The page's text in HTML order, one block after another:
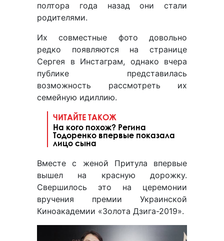
полтора года назад они стали
родителями.
Их совместные фото довольно
редко появляются на странице
Сергея в Инстаграм, однако вчера
публике представилась
возможность рассмотреть их
семейную идиллию.
ЧИТАЙТЕ ТАКОЖ
На кого похож? Регина
Тодоренко впервые показала
лицо сына
Вместе с женой Притула впервые
вышел на красную дорожку.
Свершилось это на церемонии
вручения премии Украинской
Киноакадемии «Золота Дзига-2019».